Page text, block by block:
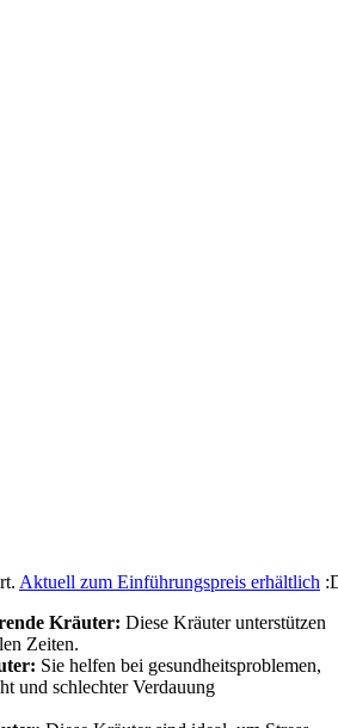
Aktuell zum Einführungspreis erhältlich
Kräuter: Diese Kräuter unterstützen
Zeiten.
Sie helfen bei gesundheitsproblemen,
und schlechter ​Verdauung